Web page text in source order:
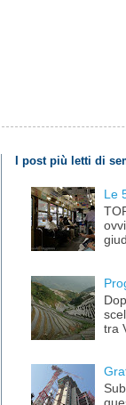
I post più letti di
Le
tra